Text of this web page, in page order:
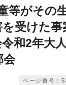
がその
受けた
和2年大
会
ページ番号：